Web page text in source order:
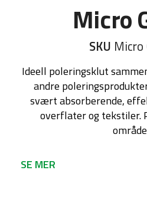
Micro
SKU Micro
Ideell poleringsklut
andre
svært absorberende,
overflater og tekstiler.
SE MER